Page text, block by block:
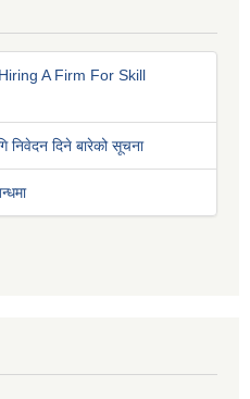
A Firm For Skill
निवेदन दिने बारेको सूचना